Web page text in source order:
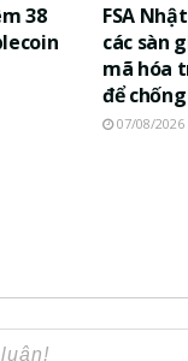
38
FSA
các sàn
mã hóa
để
07/08/2026